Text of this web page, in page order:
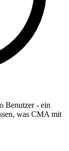
Benutzer - ein
was CMA mit